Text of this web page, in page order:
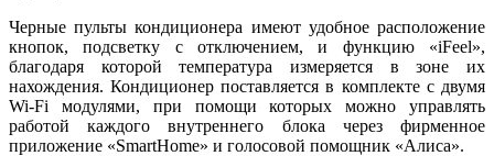
Черные пульты кондиционера имеют удобное расположение
кнопок, подсветку с отключением, и функцию «iFeel»,
благодаря которой температура измеряется в зоне их
нахождения. Кондиционер поставляется в комплекте с двумя
Wi-Fi модулями, при помощи которых можно управлять
работой каждого внутреннего блока через фирменное
приложение «SmartHome» и голосовой помощник «Алиса».